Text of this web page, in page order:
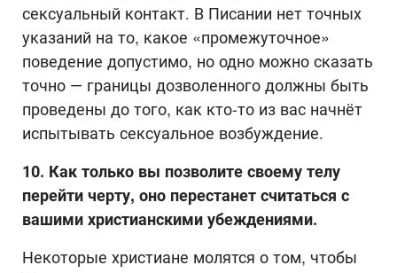
сексуальный контакт. В Писании нет точных
указаний на то, какое «промежуточное»
поведение допустимо, но одно можно сказать
точно — границы дозволенного должны быть
проведены до того, как кто-то из вас начнёт
испытывать сексуальное возбуждение.
10. Как только вы позволите своему телу
перейти черту, оно перестанет считаться с
вашими христианскими убеждениями.
Некоторые христиане молятся о том, чтобы